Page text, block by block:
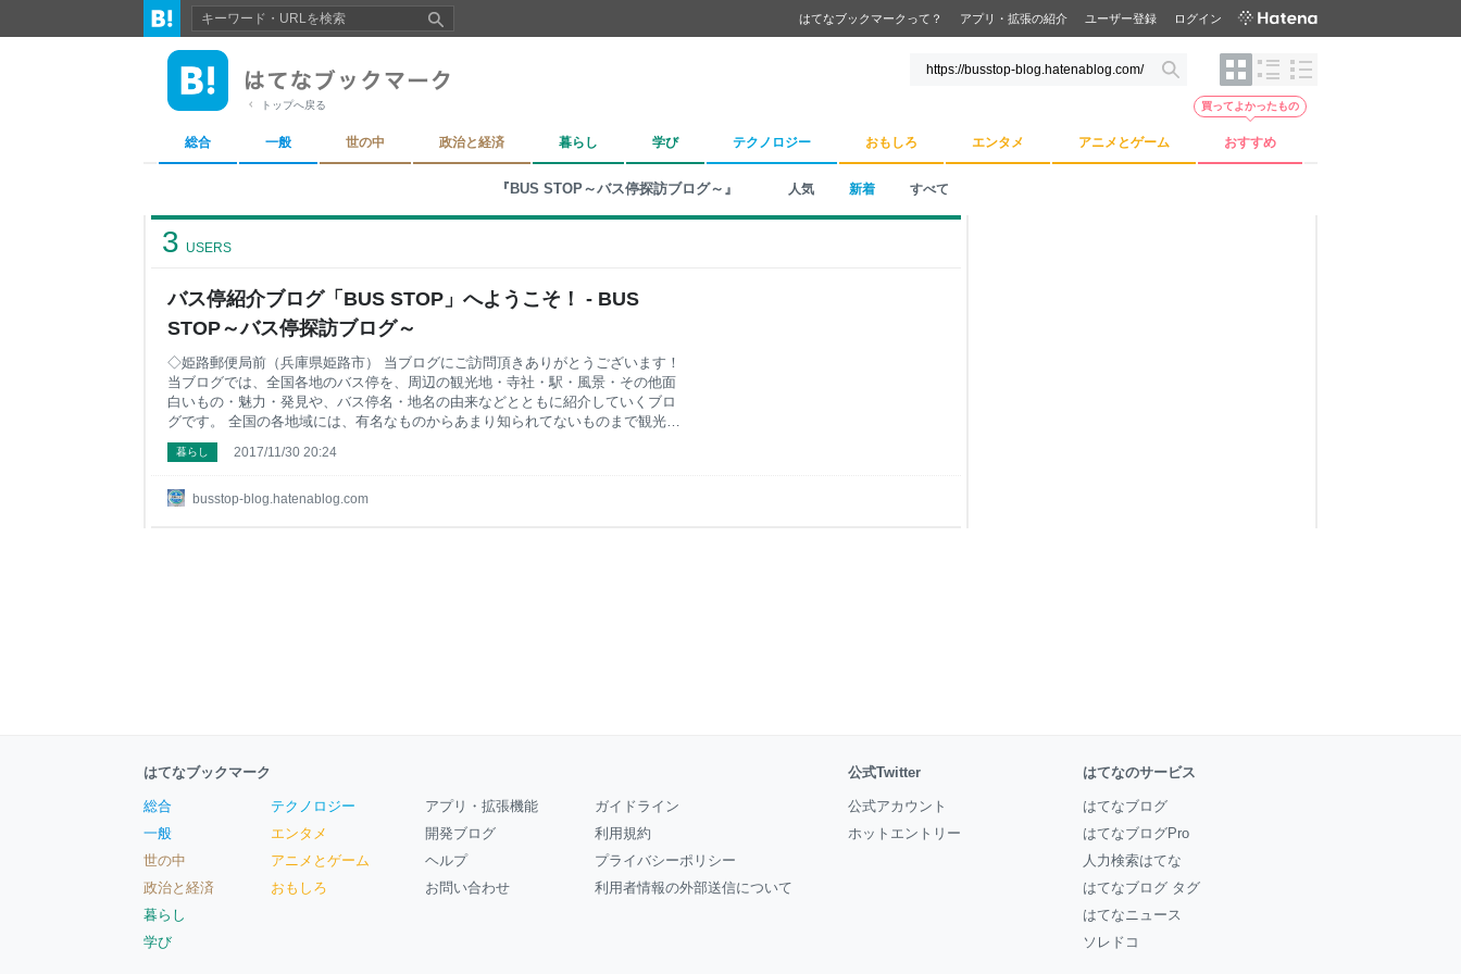
はてなブックマークって？ アプリ・拡張の紹介 ユーザー登録 ログイン
トップへ戻る
総合 一般 世の中 政治と経済 暮らし 学び テクノロジー おもしろ エンタメ アニメとゲーム おすすめ
買ってよかったもの
『BUS STOP～バス停探訪ブログ～』 人気 新着 すべて
バス停紹介ブログ「BUS STOP」へようこそ！ - BUS
STOP～バス停探訪ブログ～
3 USERS
busstop-blog.hatenablog.com
◇姫路郵便局前（兵庫県姫路市） 当ブログにご訪問頂きありがとうございます！
当ブログでは、全国各地のバス停を、周辺の観光地・寺社・駅・風景・その他面
白いもの・魅力・発見や、バス停名・地名の由来などとともに紹介していくブロ
グです。 全国の各地域には、有名なものからあまり知られてないものまで観光
地・風景・歴史などが多数存在しており、魅力で満ち溢れています。 また、全国
の多くの地域にはバス路線が通っており、各地域にバス停が置かれ、バスは地域
バス停周辺の魅力・発見などを紹介し、読者の皆様に「こんな場所があるんだな
暮らし 2017/11/30 20:24
はてなブックマーク
総合
一般
世の中
政治と経済
暮らし
学び
テクノロジー
エンタメ
アニメとゲーム
おもしろ
アプリ・拡張機能
開発ブログ
ヘルプ
お問い合わせ
ガイドライン
利用規約
プライバシーポリシー
利用者情報の外部送信について
公式Twitter
公式アカウント
ホットエントリー
はてなのサービス
はてなブログ
はてなブログPro
人力検索はてな
はてなブログ タグ
はてなニュース
ソレドコ